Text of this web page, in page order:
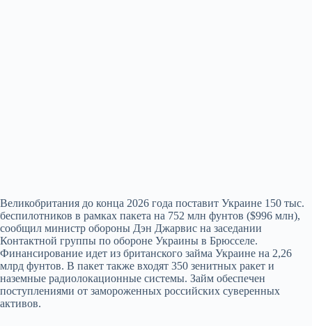
Великобритания до конца 2026 года поставит Украине 150 тыс.
беспилотников в рамках пакета на 752 млн фунтов ($996 млн),
сообщил министр обороны Дэн Джарвис на заседании
Контактной группы по обороне Украины в Брюсселе.
Финансирование идет из британского займа Украине на 2,26
млрд фунтов. В пакет также входят 350 зенитных ракет и
наземные радиолокационные системы. Займ обеспечен
поступлениями от замороженных российских суверенных
активов.